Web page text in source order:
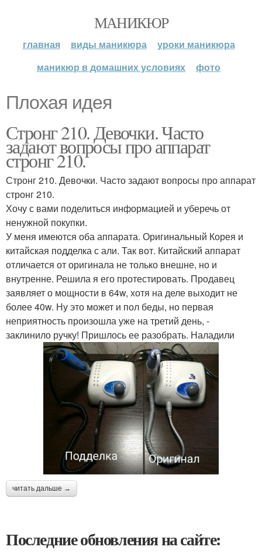
МАНИКЮР
главная виды маникюра
уроки маникюра
маникюр в домашних условиях
фото
Плохая идея
Стронг 210. Девочки. Часто
задают вопросы про аппарат
стронг 210.
Стронг 210. Девочки. Часто задают вопросы про аппарат
стронг 210.
Хочу с вами поделиться информацией и уберечь от
ненужной покупки.
У меня имеются оба аппарата. Оригинальный Корея и
китайская подделка с али. Так вот. Китайский аппарат
отличается от оригинала не только внешне, но и
внутренне. Решила я его протестировать. Продавец
заявляет о мощности в 64w, хотя на деле выходит не
более 40w. Ну это может и пол беды, но первая
неприятность произошла уже на третий день, -
заклинило ручку! Пришлось ее разобрать. Наладили
читать дальше →
Последние обновления на сайте: